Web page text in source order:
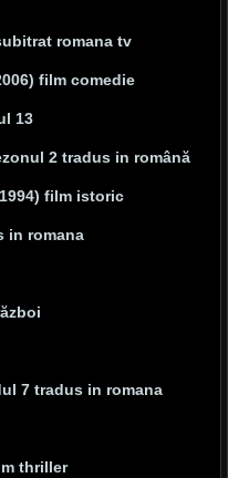
romana tv
film comedie
13
2 tradus in română
film istoric
in romana
7 tradus in romana
thriller